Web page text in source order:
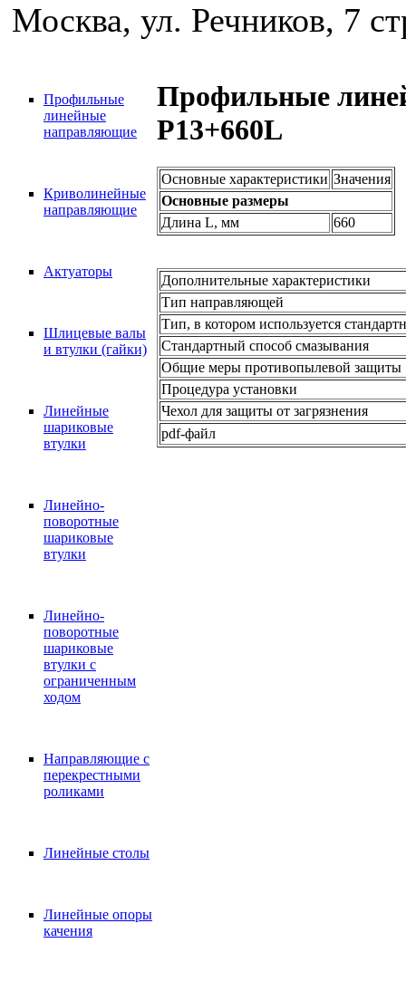
Москва, ул. Речников, 7
Профильные
линейные
направляющие
Криволинейные
направляющие
Актуаторы
Шлицевые валы
и втулки (гайки)
Линейные
шариковые
втулки
Линейно-
поворотные
шариковые
втулки
Линейно-
поворотные
шариковые
втулки с
ограниченным
ходом
Направляющие с
перекрестными
роликами
Линейные столы
Линейные опоры
качения
Профильные
P13+660L
Основные характеристики Значения
Основные размеры
Длина L, мм
660
Дополнительные характеристики
Тип направляющей
Тип, в котором используется
Стандартный способ смазывания
Общие меры противопылевой защиты
Процедура установки
Чехол для защиты от загрязнения
pdf-файл